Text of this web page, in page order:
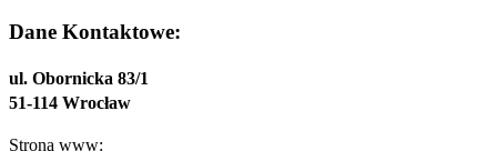
Dane Kontaktowe:
ul. Obornicka 83/1
51-114 Wrocław
Strona www: